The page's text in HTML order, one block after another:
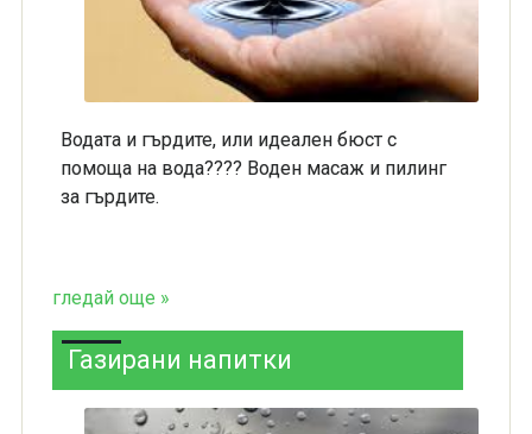
Водата и гърдите, или идеален бюст с
помоща на вода???? Воден масаж и пилинг
за гърдите.
гледай още »
Газирани напитки